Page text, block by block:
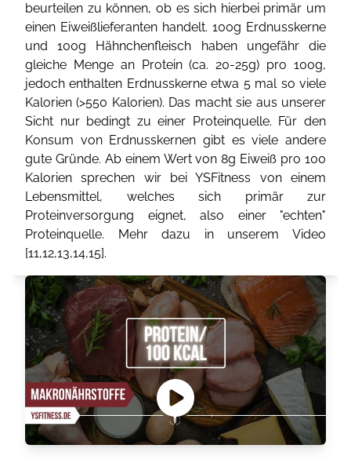
beurteilen zu können, ob es sich hierbei primär um
einen Eiweißlieferanten handelt. 100g Erdnusskerne
und 100g Hähnchenfleisch haben ungefähr die
gleiche Menge an Protein (ca. 20-25g) pro 100g,
jedoch enthalten Erdnusskerne etwa 5 mal so viele
Kalorien (>550 Kalorien). Das macht sie aus unserer
Sicht nur bedingt zu einer Proteinquelle. Für den
Konsum von Erdnusskernen gibt es viele andere
gute Gründe. Ab einem Wert von 8g Eiweiß pro 100
Kalorien sprechen wir bei YSFitness von einem
Lebensmittel, welches sich primär zur
Proteinversorgung eignet, also einer "echten"
Proteinquelle. Mehr dazu in unserem Video
[11,12,13,14,15].